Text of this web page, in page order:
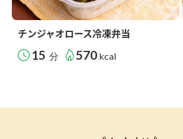
チンジャオロース冷凍弁当
15 分 570 kcal